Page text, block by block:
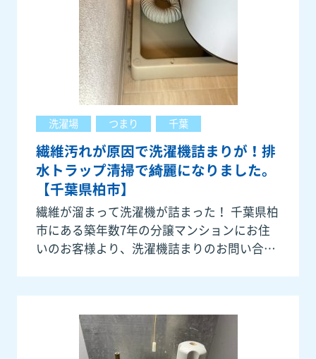
洗濯場 つまり 千葉
繊維汚れが原因で洗濯機詰まりが！排
水トラップ清掃で綺麗になりました。
【千葉県柏市】
繊維が溜まって洗濯機が詰まった！ 千葉県柏
市にある築年数7年の分譲マンションにお住
いのお客様より、洗濯機詰まりのお問い合わ